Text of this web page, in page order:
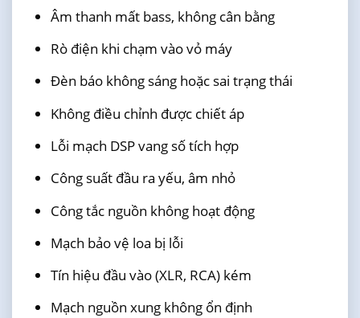
Âm thanh mất bass, không cân bằng
Rò điện khi chạm vào vỏ máy
Đèn báo không sáng hoặc sai trạng thái
Không điều chỉnh được chiết áp
Lỗi mạch DSP vang số tích hợp
Công suất đầu ra yếu, âm nhỏ
Công tắc nguồn không hoạt động
Mạch bảo vệ loa bị lỗi
Tín hiệu đầu vào (XLR, RCA) kém
Mạch nguồn xung không ổn định